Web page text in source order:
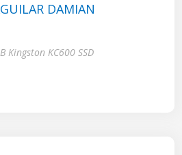
DAMIAN
Kingston KC600 SSD